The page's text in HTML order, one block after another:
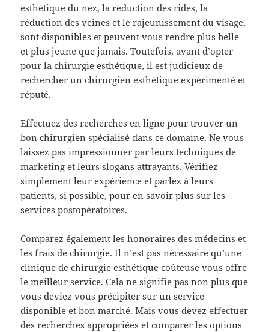
esthétique du nez, la réduction des rides, la
réduction des veines et le rajeunissement du visage,
sont disponibles et peuvent vous rendre plus belle
et plus jeune que jamais. Toutefois, avant d’opter
pour la chirurgie esthétique, il est judicieux de
rechercher un chirurgien esthétique expérimenté et
réputé.
Effectuez des recherches en ligne pour trouver un
bon chirurgien spécialisé dans ce domaine. Ne vous
laissez pas impressionner par leurs techniques de
marketing et leurs slogans attrayants. Vérifiez
simplement leur expérience et parlez à leurs
patients, si possible, pour en savoir plus sur les
services postopératoires.
Comparez également les honoraires des médecins et
les frais de chirurgie. Il n’est pas nécessaire qu’une
clinique de chirurgie esthétique coûteuse vous offre
le meilleur service. Cela ne signifie pas non plus que
vous deviez vous précipiter sur un service
disponible et bon marché. Mais vous devez effectuer
des recherches appropriées et comparer les options